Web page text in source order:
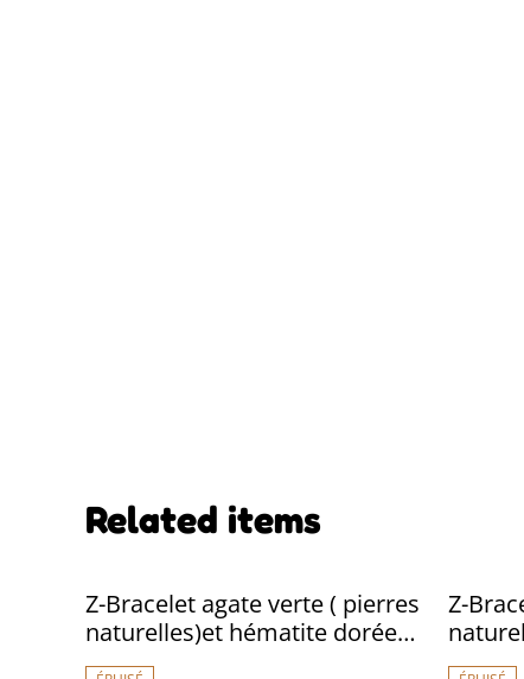
Related items
Z-Bracelet agate verte ( pierres
naturelles)et hématite dorée,
perles en verre facettées
Z-